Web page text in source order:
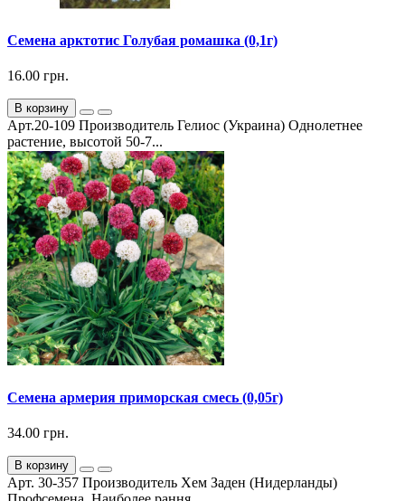
Семена арктотис Голубая ромашка (0,1г)
16.00 грн.
В корзину
Арт.20-109 Производитель Гелиос (Украина) Однолетнее
растение, высотой 50-7...
Семена армерия приморская смесь (0,05г)
34.00 грн.
В корзину
Арт. 30-357 Производитель Хем Заден (Нидерланды)